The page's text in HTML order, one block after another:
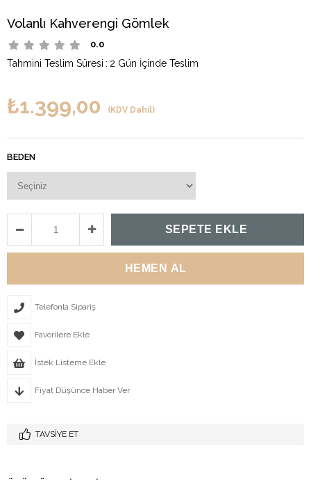
Volanlı Kahverengi Gömlek
0.0
Tahmini Teslim Süresi : 2 Gün İçinde Teslim
₺1.399,00 (KDV Dahil)
BEDEN
Telefonla Sipariş
Favorilere Ekle
İstek Listeme Ekle
Fiyat Düşünce Haber Ver
TAVSIYE ET